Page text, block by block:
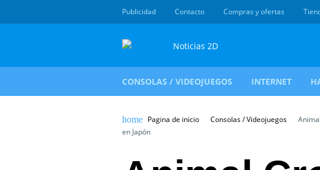
Publicidad Contacto Compras y ofertas
CONSOLAS / VIDEOJUEGOS INTERNET
Pagina de inicio Consolas / Videojuegos
en Japón